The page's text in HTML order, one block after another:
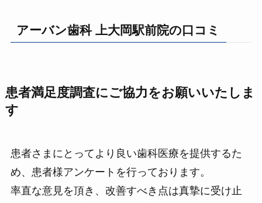
アーバン歯科 上大岡駅前院の口コミ
患者満足度調査にご協力をお願いいたしま
す
患者さまにとってより良い歯科医療を提供するた
め、患者様アンケートを行っております。
率直な意見を頂き、改善すべき点は真摯に受け止